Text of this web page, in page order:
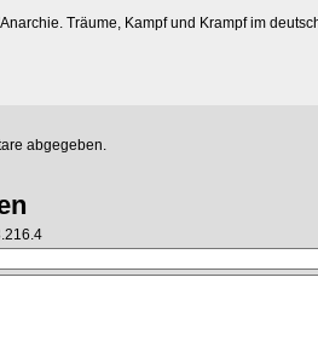
Träume, Kampf und Krampf im
abgegeben.